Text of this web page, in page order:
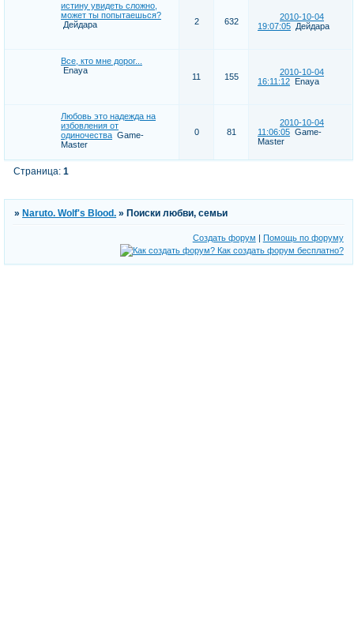
истину увидеть сложно,
может ты попытаешься?
Дейдара
2 632
2010-10-04
19:07:05 Дейдара
Все, кто мне дорог...
Enaya
11 155
2010-10-04
16:11:12 Enaya
Любовь это надежда на
избовления от
одиночества Game-
Master
0 81
2010-10-04
11:06:05 Game-
Master
Страница:1
»Naruto. Wolf's Blood. »Поиски любви, семьи
Создать форум | Помощь по форуму